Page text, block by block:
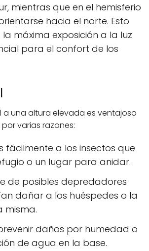
mientras que en el hemisferio
hacia el norte. Esto
máxima exposición a la luz
para el confort de los
a una altura elevada es ventajoso
por varias razones:
fácilmente a los insectos que
o un lugar para anidar.
de posibles depredadores
dañar a los huéspedes o la
misma.
daños por humedad o
de agua en la base.